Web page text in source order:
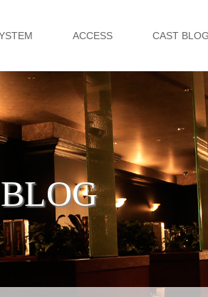
ACCESS CAST BLOG
BLOG